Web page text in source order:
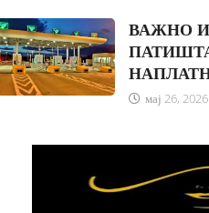
ВАЖНО
мај 26, 2026